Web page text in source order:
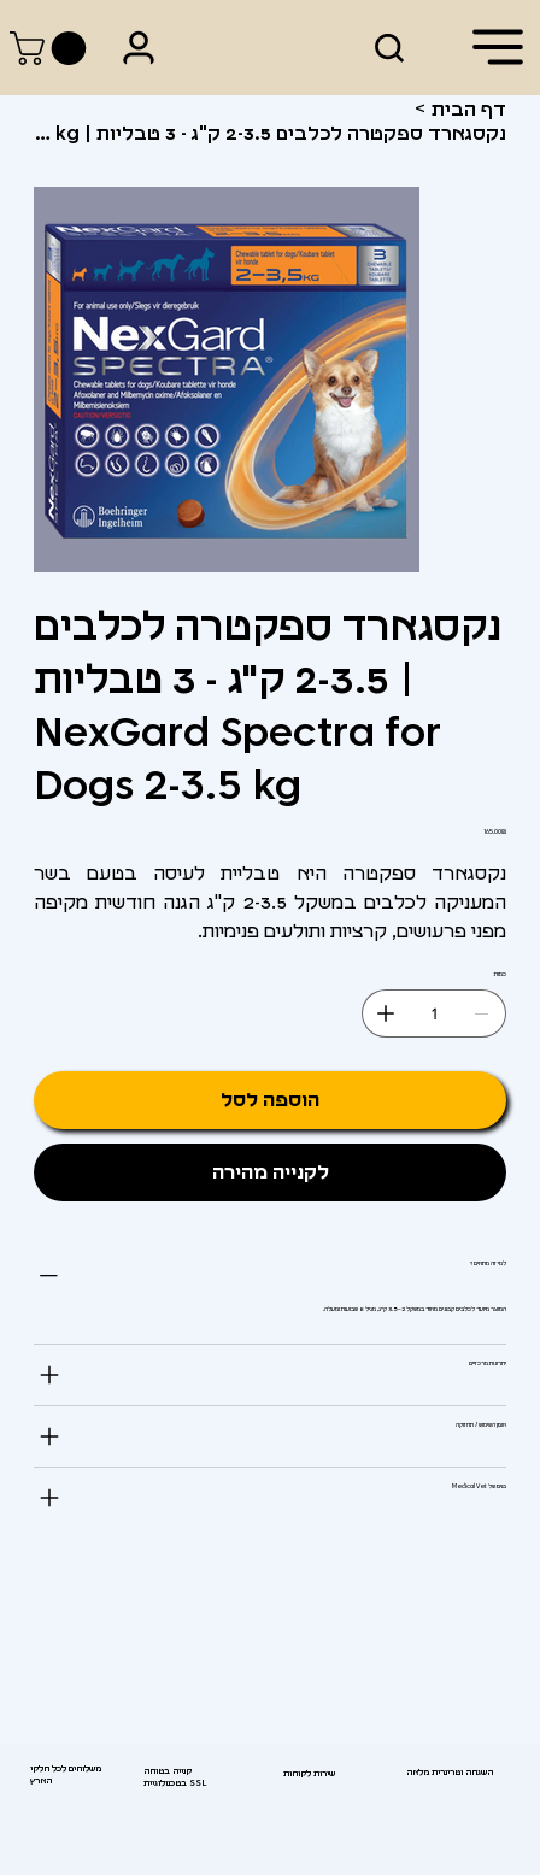
דף הבית >
נקסגארד ספקטרה לכלבים 2-3.5 ק"ג - 3 טבליות | NexGard Spectra for Dogs 2-3.5 kg
נקסגארד ספקטרה לכלבים
2-3.5 ק"ג - 3 טבליות |
NexGard Spectra for
Dogs 2-3.5 kg
מחיר‏165.00 ‏₪
נקסגארד ספקטרה היא טבליית לעיסה בטעם בשר
המעניקה לכלבים במשקל 2-3.5 ק"ג הגנה חודשית מקיפה
מפני פרעושים, קרציות ותולעים פנימיות.
כמות
הוספה לסל
לקנייה מהירה
למי זה מתאים?
המוצר מיועד לכלבים קטנים מאוד במשקל 2–3.5 ק״ג, מגיל 8 שבועות ומעלה.
יתרונות מרכזיים
אופן השימוש / תחזוקה
טיפ של Medical Vet
משלוחים לכל חלקי
הארץ
קנייה בטוחה
בטכנולוגיית SSL
שירות לקוחות השגחה וטרינרית מלאה